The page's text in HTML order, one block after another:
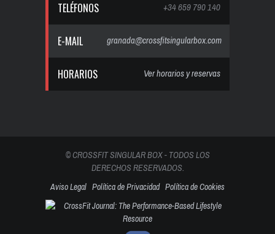
TELÉFONOS +34 659 790 140
E-MAIL granada@crossfitsingularbox.com
HORARIOS Ver horarios y reservas
© CROSSFIT SINGULAR BOX - TODOS LOS
DERECHOS RESERVADOS.
Aviso Legal Política de Privacidad Política de Cookies